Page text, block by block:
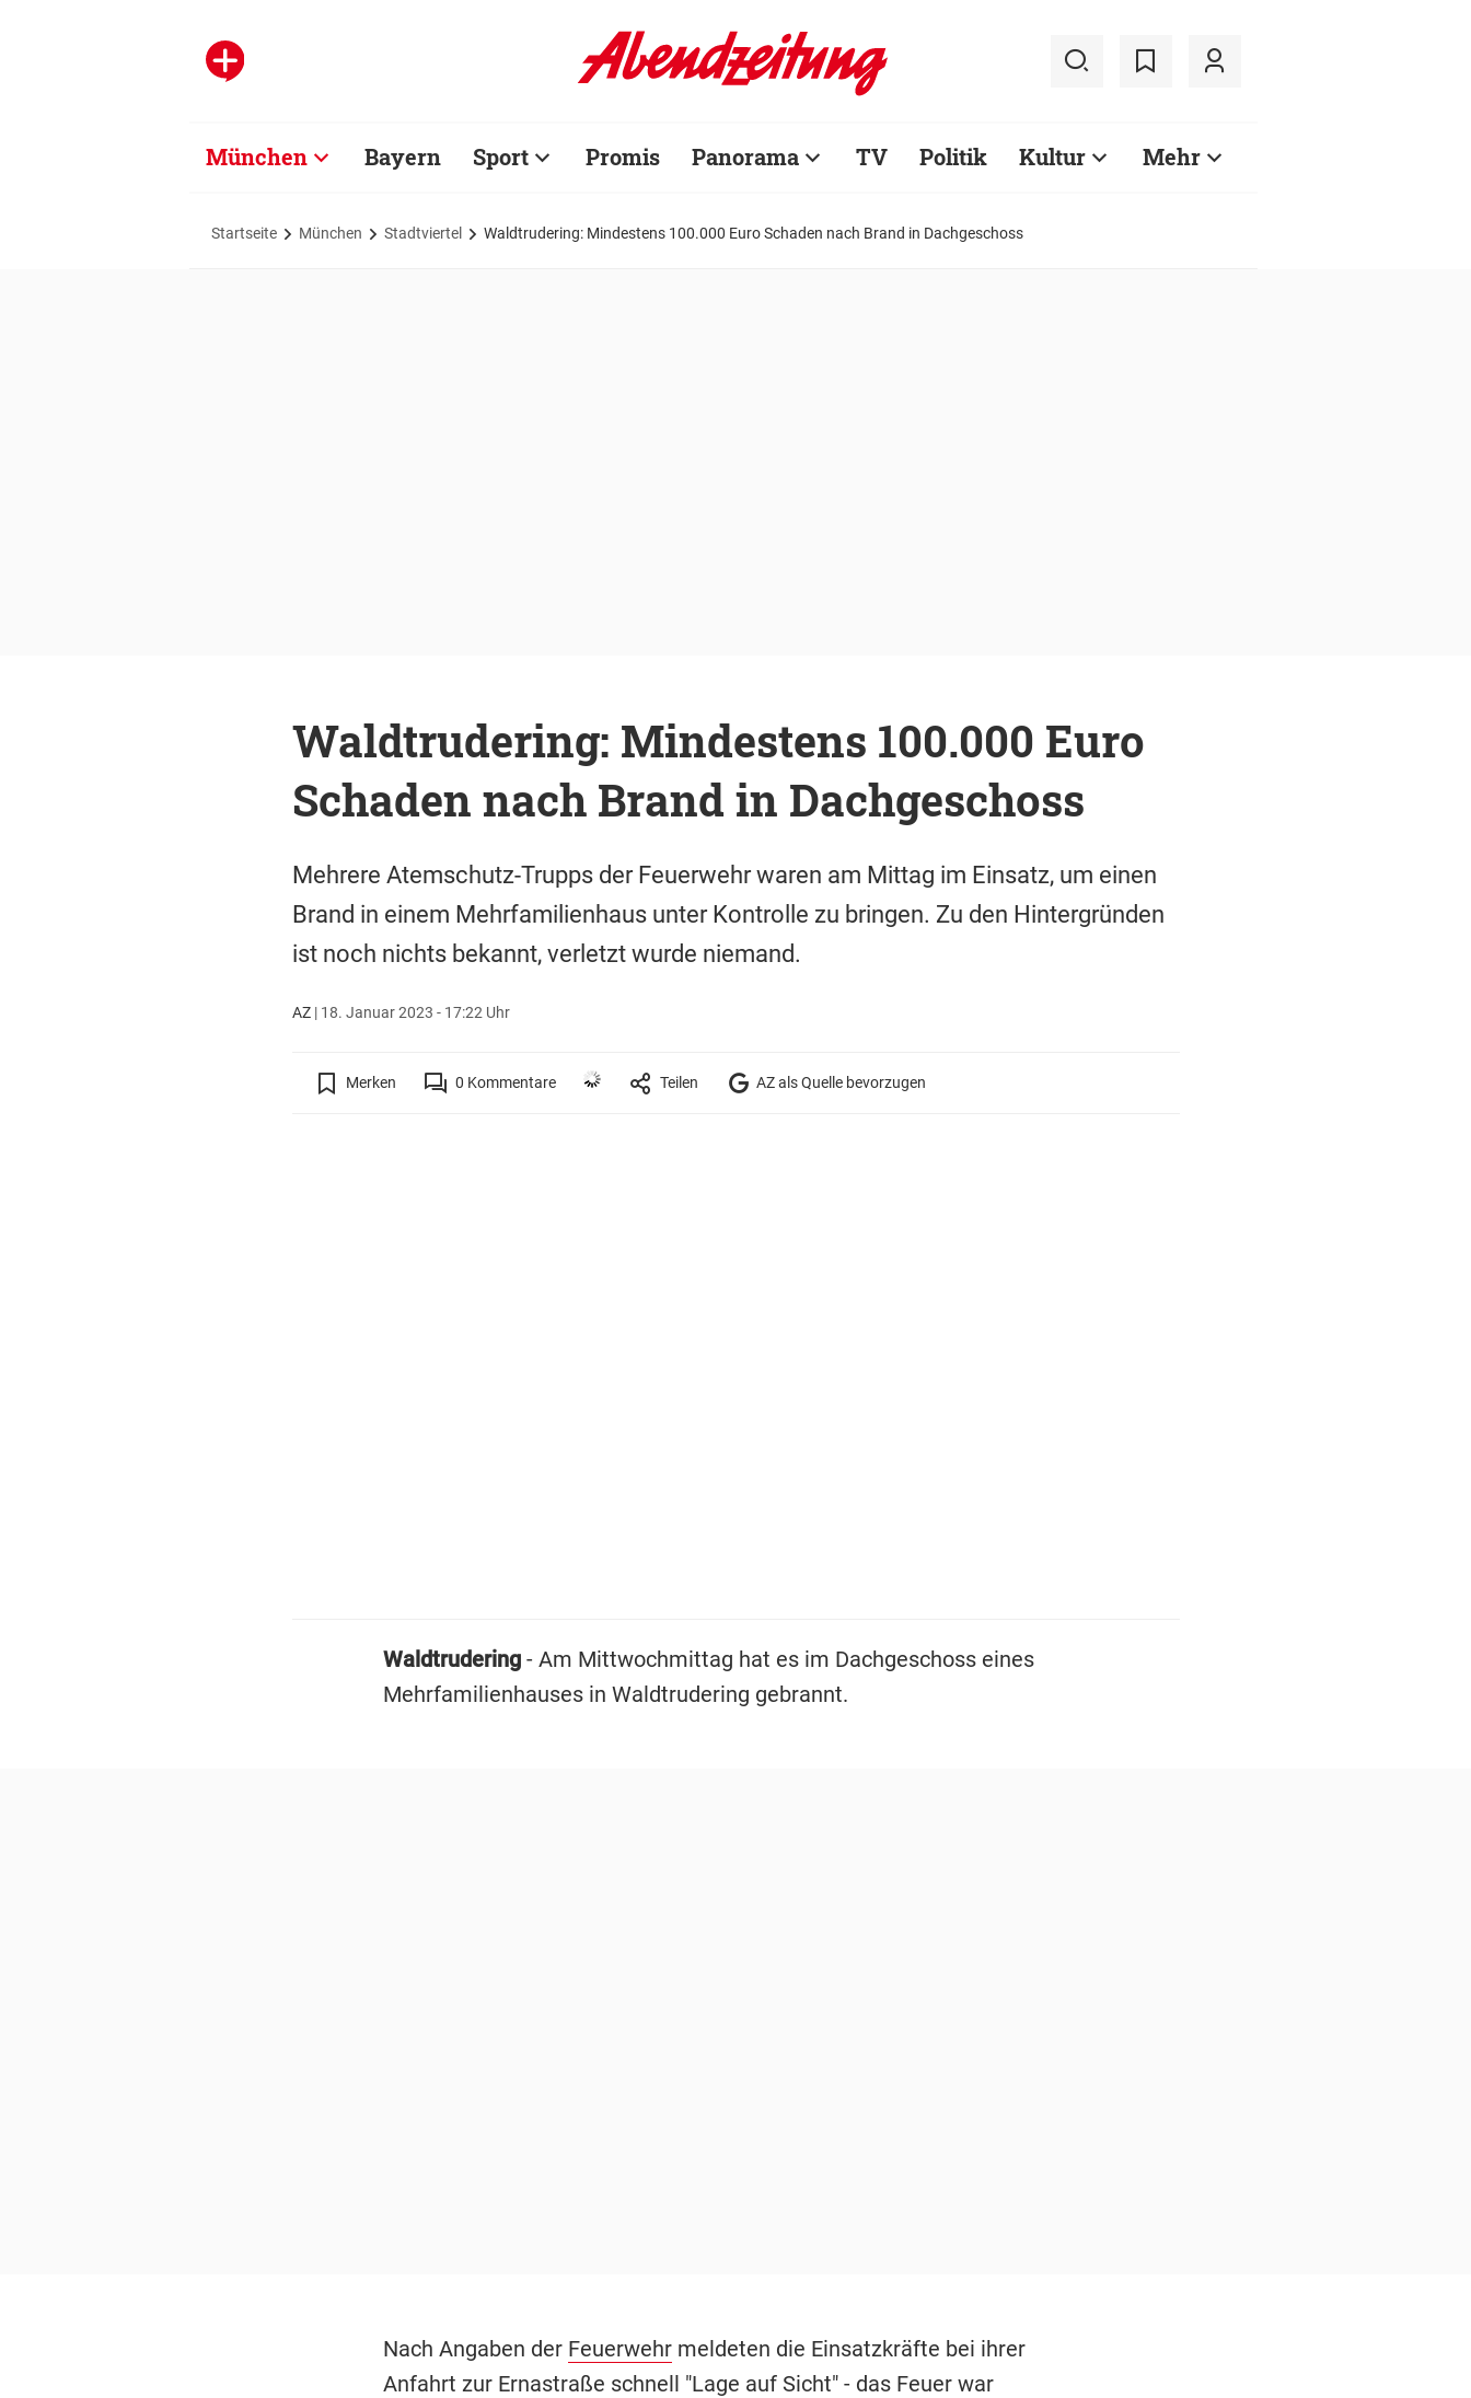
München Bayern Sport Promis Panorama TV Politik Kultur Mehr
Startseite München Stadtviertel Waldtrudering: Mindestens 100.000 Euro Schaden nach Brand in Dachgeschoss
Waldtrudering: Mindestens 100.000 Euro
Schaden nach Brand in Dachgeschoss
Mehrere Atemschutz-Trupps der Feuerwehr waren am Mittag im Einsatz, um einen
Brand in einem Mehrfamilienhaus unter Kontrolle zu bringen. Zu den Hintergründen
ist noch nichts bekannt, verletzt wurde niemand.
AZ| 18. Januar 2023 - 17:22 Uhr
Merken 0 Kommentare Teilen AZ als Quelle bevorzugen
Waldtrudering- Am Mittwochmittag hat es im Dachgeschoss eines
Mehrfamilienhauses in Waldtrudering gebrannt.
Nach Angaben der Feuerwehrmeldeten die Einsatzkräfte bei ihrer
Anfahrt zur Ernastraße schnell "Lage auf Sicht" - das Feuer war